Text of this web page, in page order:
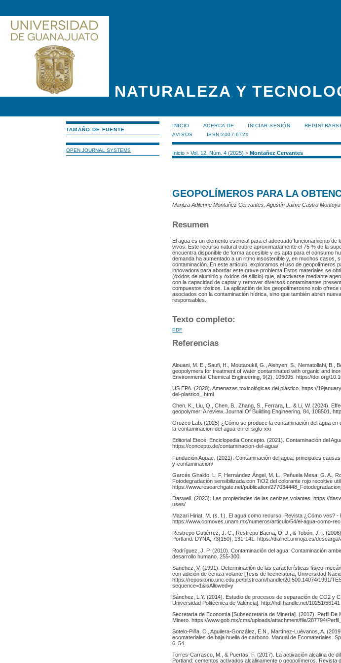
NATURALEZA Y
TAMAÑO DE FUENTE
OPEN JOURNAL SYSTEMS
INICIO ACERCA DE INICIAR SESIÓN
AVISOS
ISSN:2007-672X
Inicio >Vol. 12, Núm. 4 (2025) >Montañez Cervantes
GEOPOLÍMEROS PARA LA
Maritza Adilenne Montañez Cervantes, Agustín Jaime Castro Montoya
Resumen
El agua es un elemento esencial para el adecuado funcionamiento
vivos. Este recurso natural cubre aproximadamente el 75 % de la
encuentra disponible de forma accesible y es apta para el consumo
demanda ha aumentado a un ritmo insostenible y, en muchos casos,
contaminación. En este artículo, exploramos el uso de geopolímeros
innovadora para abordar este grave problema.Estos materiales se
(óxidos de aluminio y óxidos de silicio) que, al activarse mediante
con la capacidad de captar y remover diversos contaminantes
compuestos tóxicos. La aplicación de los geopolímerosno solo
asociados con la contaminación hídrica, sino que también abren
responsables.
Texto completo:
PDF
Referencias
Alouani, M. E., Saufi, H., Moutaoukil, G., Alehyen, S., Nematollahi, B.,
geopolymers for treatment of water contaminated with organic and
Environmental Chemical Engineering, 9(2), 105095. https://doi.org/
US EPA. (2020). Amenazas toxicológicas del plástico. https://
del-plastico_.html
Chen, K., Liu, Q., Chen, B., Zhang, S., Ferrara, L., & Li, W. (2024).
geopolymer: A review. Journal Of Building Engineering, 84, 108501.
Orozco Lab. (2025) ¿Cómo se produce la contaminación del agua
la-contaminacion-del-agua-en-el-siglo-xxi
Editorial Etecé. Enciclopedia Concepto. (2021). Contaminación del
https://concepto.de/contaminacion-del-agua/
Fundación Aquae. (2021). Contaminación del agua: principales
y-contaminacion/
Garcés Giraldo, L. F, Hernández Ángel, M. L., Peñuela Mesa, G. A.,
Fotodegradación sensibilizada con TiO2 del colorante rojo recoltive
https://www.researchgate.net/publication/
Daswell. (2023). Las propiedades de las cenizas volantes. https://
uses/
Mazari Hiriat, M. (s. f.). El agua como recurso. Revista ¿Cómo ves?
https://www.comoves.unam.mx/numeros/articulo/54/el-agua-como-
Restrepo Gutiérrez, J. C., Restrepo Baena, O. J., & Tobón, J. I.
Portland. DYNA, 73(150), 131-141. https://dialnet.unirioja.es/
Rodríguez, J. P. (2010). Contaminación del agua. Contaminación
desarrollo humano. 255-300.
Sanchez, V. (1991). Determinación de las características físico-
con adición de ceniza volante [Tesis de licenciatura, Universidad
https://repositorio.unc.edu.pe/bitstream/handle/20.500.14074/1991/
sequence=1&isAllowed=y
Sánchez, L.Y. (2014). Estudio de procesos de separación de CO2 y
Universidad Politécnica de València]. http://hdl.handle.net/10251/56141
Secretaría de Economía [Subsecretaría de Minería]. (2017). Perfil
Minero. https://www.gob.mx/cms/uploads/attachment/file/287794/
Sotelo-Piña, C., Aguilera-González, E.N., Martínez-Luévanos, A.
ecomateriales de baja huella de carbono. Manual de Ecomateriales.
6_54
Torres-Carrasco, M., & Puertas, F. (2017). La activación alcalina de
Portland: cementos activados alcalinamente o geopolímeros. Revista